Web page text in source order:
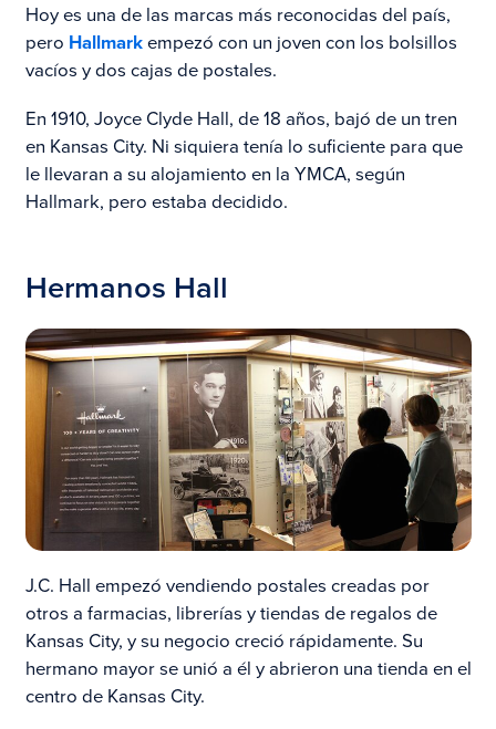
Hoy es una de las marcas más reconocidas del país,
pero Hallmarkempezó con un joven con los bolsillos
vacíos y dos cajas de postales.
En 1910, Joyce Clyde Hall, de 18 años, bajó de un tren
en Kansas City. Ni siquiera tenía lo suficiente para que
le llevaran a su alojamiento en la YMCA, según
Hallmark, pero estaba decidido.
Hermanos Hall
J.C. Hall empezó vendiendo postales creadas por
otros a farmacias, librerías y tiendas de regalos de
Kansas City, y su negocio creció rápidamente. Su
hermano mayor se unió a él y abrieron una tienda en el
centro de Kansas City.